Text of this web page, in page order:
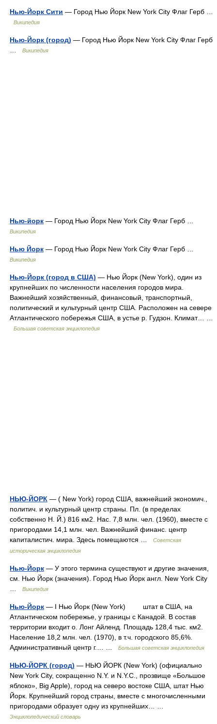
Нью-Йорк Сити — Город Нью Йорк New York City Флаг Герб …
Википедия
Нью-Йорк (город) — Город Нью Йорк New York City Флаг Герб
…
Википедия
Нью-йорк — Город Нью Йорк New York City Флаг Герб …
Википедия
Нью Йорк — Город Нью Йорк New York City Флаг Герб …
Википедия
Нью-Йорк (город в США) — Нью Йорк (New York), один из
крупнейших по численности населения городов мира.
Важнейший хозяйственный, финансовый, транспортный,
политический и культурный центр США. Расположен на севере
Атлантического побережья США, в устье р. Гудзон. Климат… …
Большая советская энциклопедия
НЬЮ-ЙОРК — ( New York) город США, важнейший экономич.,
политич. и культурный центр страны. Пл. (в пределах
собственно Н. Й.) 816 км2. Нас. 7,8 млн. чел. (1960), вместе с
пригородами 14,1 млн. чел. Важнейший финанс. центр
капиталистич. мира. Здесь помещаются …
Советская
историческая энциклопедия
Нью-Йорк — У этого термина существуют и другие значения,
см. Нью Йорк (значения). Город Нью Йорк англ. New York City
…
Википедия
Нью-Йорк — I Нью Йорк (New York) штат в США, на
Атлантическом побережье, у границы с Канадой. В состав
территории входит о. Лонг Айленд. Площадь 128,4 тыс. км2.
Население 18,2 млн. чел. (1970), в т.ч. городского 85,6%.
Административный центр г.… …
Большая советская энциклопедия
НЬЮ-ЙОРК (город) — НЬЮ ЙОРК (New York) (официально
New York City, сокращенно N.Y. и N.Y.C., прозвище «Большое
яблоко», Big Apple), город на северо востоке США, штат Нью
Йорк. Крупнейший город страны, вместе с многочисленными
пригородами образует одну из крупнейших… …
Энциклопедический словарь